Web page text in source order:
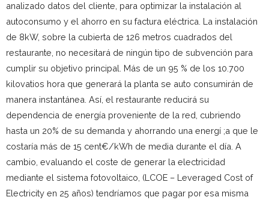
analizado datos del cliente, para optimizar la instalación al
autoconsumo y el ahorro en su factura eléctrica. La instalación
de 8kW, sobre la cubierta de 126 metros cuadrados del
restaurante, no necesitará de ningún tipo de subvención para
cumplir su objetivo principal. Más de un 95 % de los 10.700
kilovatios hora que generará la planta se auto consumirán de
manera instantánea. Así, el restaurante reducirá su
dependencia de energía proveniente de la red, cubriendo
hasta un 20% de su demanda y ahorrando una energí ;a que le
costaría más de 15 cent€/kWh de media durante el día. A
cambio, evaluando el coste de generar la electricidad
mediante el sistema fotovoltaico, (LCOE – Leveraged Cost of
Electricity en 25 años) tendríamos que pagar por esa misma